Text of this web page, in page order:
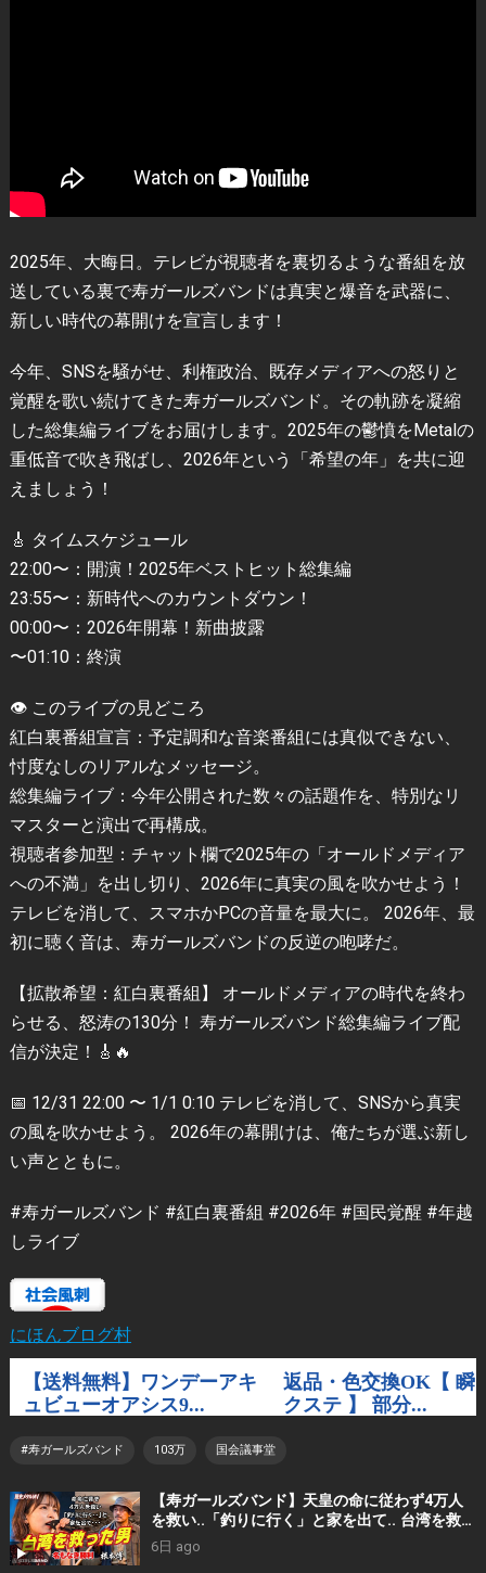
2025年、大晦日。テレビが視聴者を裏切るような番組を放
送している裏で寿ガールズバンドは真実と爆音を武器に、
新しい時代の幕開けを宣言します！
今年、SNSを騒がせ、利権政治、既存メディアへの怒りと
覚醒を歌い続けてきた寿ガールズバンド。その軌跡を凝縮
した総集編ライブをお届けします。2025年の鬱憤をMetalの
重低音で吹き飛ばし、2026年という「希望の年」を共に迎
えましょう！
🎸 タイムスケジュール
22:00〜：開演！2025年ベストヒット総集編
23:55〜：新時代へのカウントダウン！
00:00〜：2026年開幕！新曲披露
〜01:10：終演
👁️ このライブの見どころ
紅白裏番組宣言：予定調和な音楽番組には真似できない、
忖度なしのリアルなメッセージ。
総集編ライブ：今年公開された数々の話題作を、特別なリ
マスターと演出で再構成。
視聴者参加型：チャット欄で2025年の「オールドメディア
への不満」を出し切り、2026年に真実の風を吹かせよう！
テレビを消して、スマホかPCの音量を最大に。 2026年、最
初に聴く音は、寿ガールズバンドの反逆の咆哮だ。
【拡散希望：紅白裏番組】 オールドメディアの時代を終わ
らせる、怒涛の130分！ 寿ガールズバンド総集編ライブ配
信が決定！🎸🔥
📅 12/31 22:00 〜 1/1 0:10 テレビを消して、SNSから真実
の風を吹かせよう。 2026年の幕開けは、俺たちが選ぶ新し
い声とともに。
#寿ガールズバンド #紅白裏番組 #2026年 #国民覚醒 #年越
しライブ
にほんブログ村
#寿ガールズバンド 103万 国会議事堂
【寿ガールズバンド】天皇の命に従わず4万人
を救い..「釣りに行く」と家を出て.. 台湾を救っ
た男｜根本博『名もなき勝利』 by 寿STUDIO
6日 ago